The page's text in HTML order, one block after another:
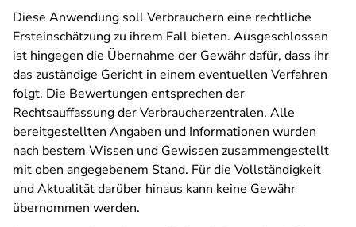
Diese Anwendung soll Verbrauchern eine rechtliche
Ersteinschätzung zu ihrem Fall bieten. Ausgeschlossen
ist hingegen die Übernahme der Gewähr dafür, dass ihr
das zuständige Gericht in einem eventuellen Verfahren
folgt. Die Bewertungen entsprechen der
Rechtsauffassung der Verbraucherzentralen. Alle
bereitgestellten Angaben und Informationen wurden
nach bestem Wissen und Gewissen zusammengestellt
mit oben angegebenem Stand. Für die Vollständigkeit
und Aktualität darüber hinaus kann keine Gewähr
übernommen werden.